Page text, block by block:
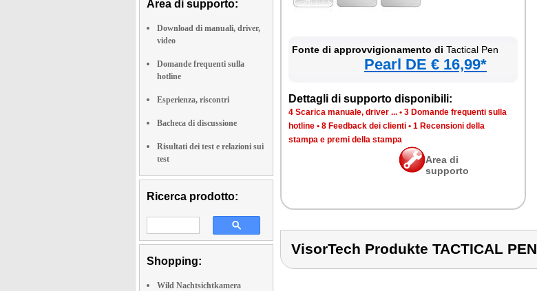
Area di supporto:
Download di manuali, driver,
video
Domande frequenti sulla
hotline
Esperienza, riscontri
Bacheca di discussione
Risultati dei test e relazioni sui
test
Ricerca prodotto:
Shopping:
Wild Nachtsichtkamera
Fonte di approvvigionamento di Tactical Pen
Pearl DE € 16,99*
Dettagli di supporto disponibili:
4 Scarica manuale, driver ... • 3 Domande frequenti sulla
hotline • 8 Feedback dei clienti • 1 Recensioni della
stampa e premi della stampa
Area di
supporto
VisorTech Produkte TACTICAL PEN